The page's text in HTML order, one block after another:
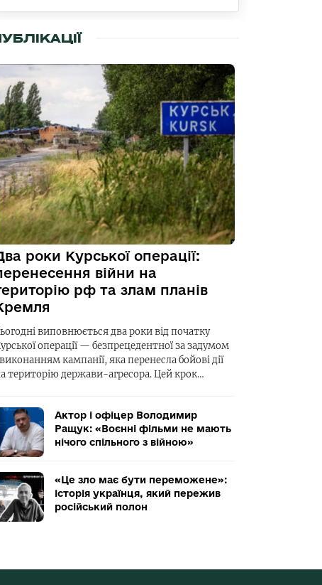
роки Курської операції:
війни на
рф та злам планів
виповнюється два роки від початку
операції — безпрецедентної за задумом
виконанням кампанії, яка перенесла бойові дії
територію держави-агресора. Цей крок…
Актор і офіцер Володимир
Ращук: «Воєнні фільми не мають
нічого спільного з війною»
«Це зло має бути переможене»:
історія українця, який пережив
російський полон